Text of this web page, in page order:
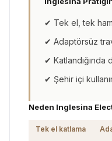
✔ Tek el, tek
✔ Adaptörsüz
✔ Katlandığında
✔ Şehir içi
Neden Inglesina
Tek el katlama